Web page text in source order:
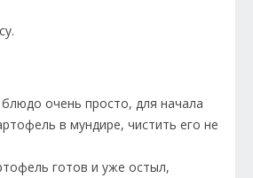
очень просто, для начала
в мундире, чистить его не
готов и уже остыл,